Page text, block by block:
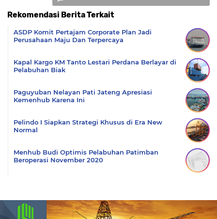
Rekomendasi Berita Terkait
ASDP Komit Pertajam Corporate Plan Jadi
Perusahaan Maju Dan Terpercaya
Kapal Kargo KM Tanto Lestari Perdana Berlayar di
Pelabuhan Biak
Paguyuban Nelayan Pati Jateng Apresiasi
Kemenhub Karena Ini
Pelindo I Siapkan Strategi Khusus di Era New
Normal
Menhub Budi Optimis Pelabuhan Patimban
Beroperasi November 2020